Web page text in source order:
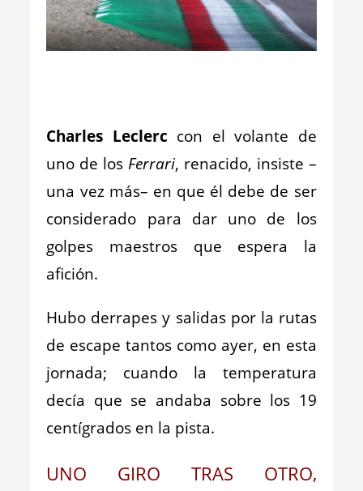
Charles Leclerc con el volante de
uno de los Ferrari, renacido, insiste –
una vez más– en que él debe de ser
considerado para dar uno de los
golpes maestros que espera la
afición.
Hubo derrapes y salidas por la rutas
de escape tantos como ayer, en esta
jornada; cuando la temperatura
decía que se andaba sobre los 19
centígrados en la pista.
UNO GIRO TRAS OTRO,